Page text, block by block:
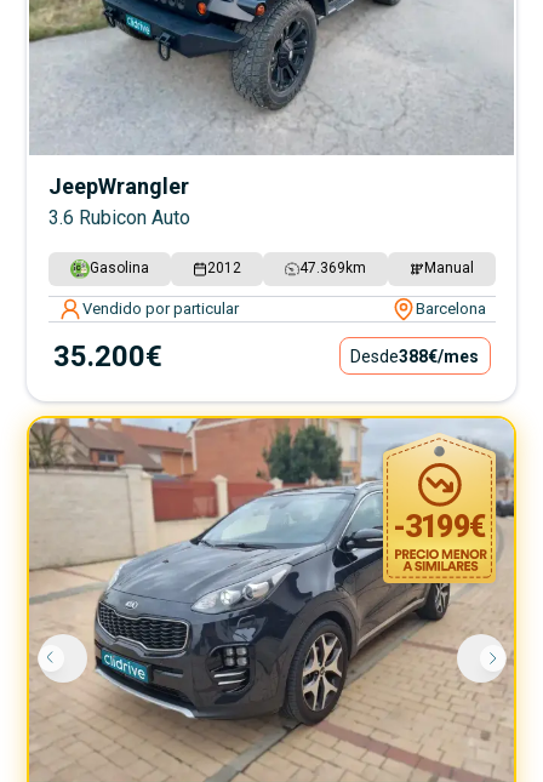
JeepWrangler
3.6 Rubicon Auto
Gasolina 2012 47.369 km Manual
Vendido por particular Barcelona
35.200€ Desde388€/mes
-3199€